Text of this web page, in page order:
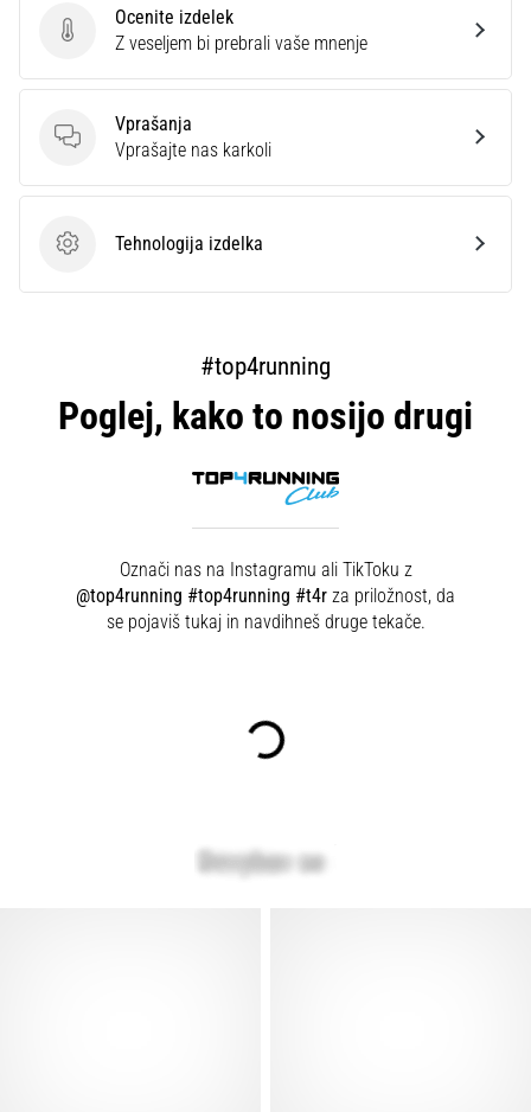
Prikaži
vseOcenite izdelek
Ocenite izdelek
Z veseljem bi prebrali vaše mnenje
Vprašanja
Vprašanja
Vprašajte nas karkoli
Tehnologija izdelka
Tehnologija izdelka
#top4running
Poglej, kako to nosijo drugi
Označi nas na Instagramu ali TikToku z
@top4running #top4running #t4r za priložnost, da
se pojaviš tukaj in navdihneš druge tekače.